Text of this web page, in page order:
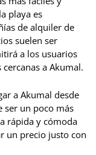
playa es
de alquiler de
suelen ser
a los usuarios
a Akumal.
a Akumal desde
ser un poco más
rápida y cómoda
un precio justo con